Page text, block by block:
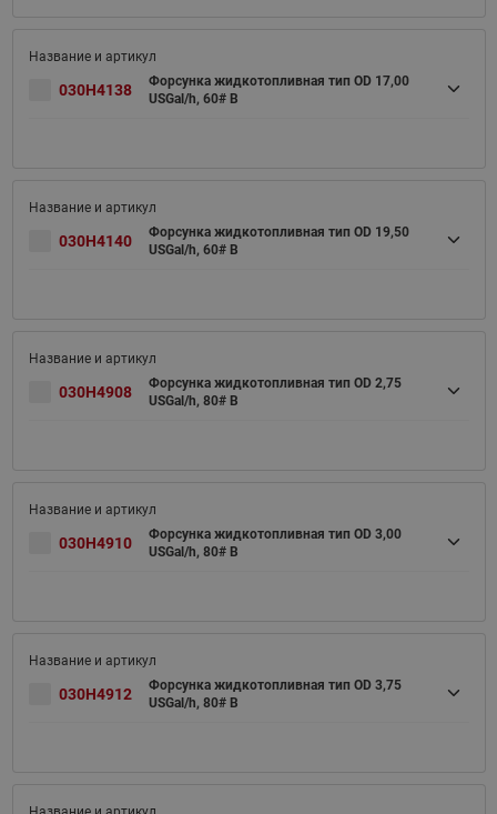
030H4138
Форсунка жидкотопливная тип OD 17,00
USGal/h, 60# B
030H4140
Форсунка жидкотопливная тип OD 19,50
USGal/h, 60# B
030H4908
Форсунка жидкотопливная тип OD 2,75
USGal/h, 80# B
030H4910
Форсунка жидкотопливная тип OD 3,00
USGal/h, 80# B
030H4912
Форсунка жидкотопливная тип OD 3,75
USGal/h, 80# B